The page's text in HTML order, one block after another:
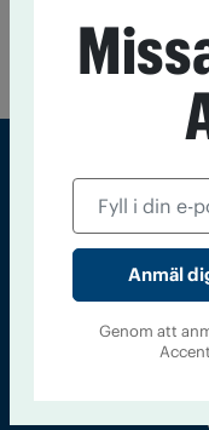
genom legaliseringen
ungdomsgeneration.
Sveriges
Tidningen Accent,
Chefredaktör och
Genom att